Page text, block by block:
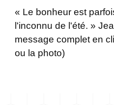
« Le bonheur est
l'inconnu de l'été. »
message complet en
ou la photo)